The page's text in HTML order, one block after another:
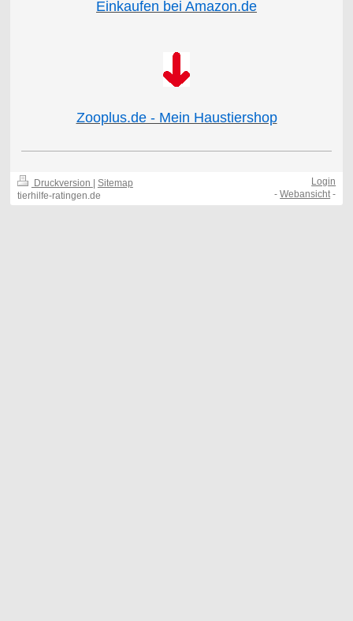
Einkaufen bei Amazon.de
Zooplus.de - Mein Haustiershop
Druckversion
Sitemap
tierhilfe-ratingen.de
Login
-Webansicht-